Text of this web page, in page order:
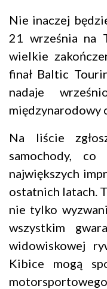
Nie inaczej
21 września na
wielkie
finał Baltic
nadaje
międzynarodowy
Na liście
samochody,
największych
ostatnich latach.
nie tylko
wszystkim
widowiskowej
Kibice mogą